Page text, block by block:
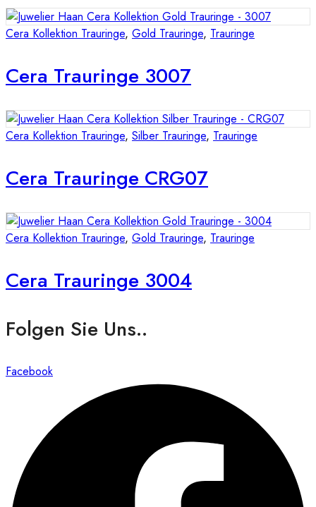
Cera Kollektion Trauringe, Gold Trauringe, Trauringe
Cera Trauringe 3007
Cera Kollektion Trauringe, Silber Trauringe, Trauringe
Cera Trauringe CRG07
Cera Kollektion Trauringe, Gold Trauringe, Trauringe
Cera Trauringe 3004
Folgen Sie Uns..
Facebook